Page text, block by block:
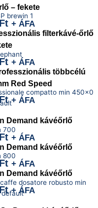
– fekete
Ft + ÁFA
filterkávé-őrlő
Ft + ÁFA
többcélú
Red Speed
+ ÁFA
Demand kávéőrlő
Ft + ÁFA
Demand kávéőrlő
Ft + ÁFA
Demand kávéőrlő
+ ÁFA